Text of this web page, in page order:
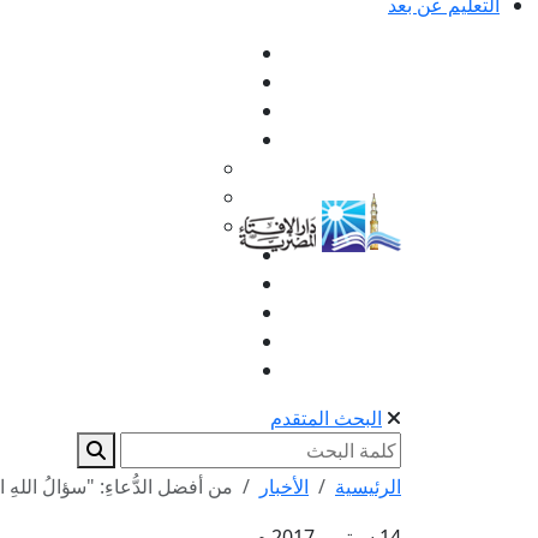
البحث المتقدم
الرئيسية الأخبار
من أفضل الدُّعاءِ: "سؤالُ اللهِ